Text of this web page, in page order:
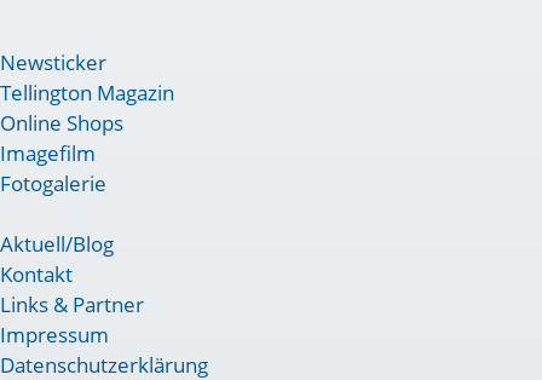
Newsticker
Tellington Magazin
Online Shops
Imagefilm
Fotogalerie
Aktuell/Blog
Kontakt
Links & Partner
Impressum
Datenschutzerklärung